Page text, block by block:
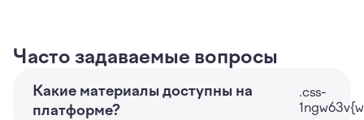
Часто задаваемые вопросы
Какие материалы доступны на
платформе?